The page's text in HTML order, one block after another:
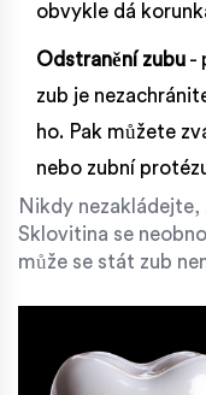
obvykle dá
Odstranění zubu -
zub je
ho. Pak můžete
nebo zubní
Nikdy nezakládejte,
Sklovitina se
může se stát zub